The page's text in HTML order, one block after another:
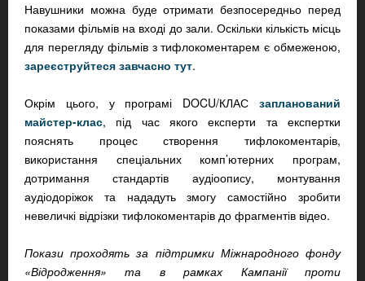
Навушники можна буде отримати безпосередньо перед
показами фільмів на вході до зали. Оскільки кількість місць
для перегляду фільмів з тифлокоментарем є обмеженою,
зареєструйтеся завчасно тут.
Окрім цього, у програмі DOCU/КЛАС запланований
майстер-клас, під час якого експерти та експертки
пояснять процес створення тифлокоментарів,
використання спеціальних комп’ютерних програм,
дотримання стандартів аудіоопису, монтування
аудіодоріжок та нададуть змогу самостійно зробити
невеличкі відрізки тифлокоментарів до фрагментів відео.
Покази проходять за підтримки Міжнародного фонду
«Відродження» та в рамках Кампанії проти